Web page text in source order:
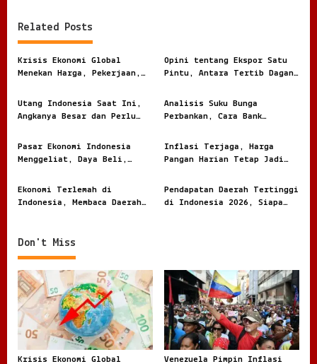
n
a
v
g
a
t
i
o
n
Related Posts
Krisis Ekonomi Global
Menekan Harga, Pekerjaan,
Opini tentang Ekspor Satu
Pintu, Antara Tertib Dagang
Utang Indonesia Saat Ini,
Angkanya Besar dan Perlu
Analisis Suku Bunga
Perbankan, Cara Bank
Nasabah
Pasar Ekonomi Indonesia
Menggeliat, Daya Beli,
Jadi Sorotan
Inflasi Terjaga, Harga
Pangan Harian Tetap Jadi
Ekonomi Terlemah di
Indonesia, Membaca Daerah
Pendapatan Daerah Tertinggi
di Indonesia 2026, Siapa
Don't Miss
Krisis Ekonomi Global Venezuela Pimpin Inflasi